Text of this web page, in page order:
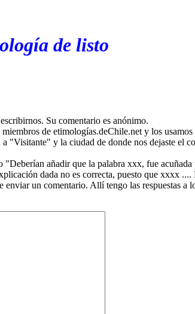
de listo
Su comentario es anónimo.
de etimologías.deChile.net y los
"Visitante" y la ciudad de donde nos dejaste el
añadir que la palabra xxx, fue
dada no es correcta, puesto que xxxx
enviar un comentario. Allí tengo las respuestas a